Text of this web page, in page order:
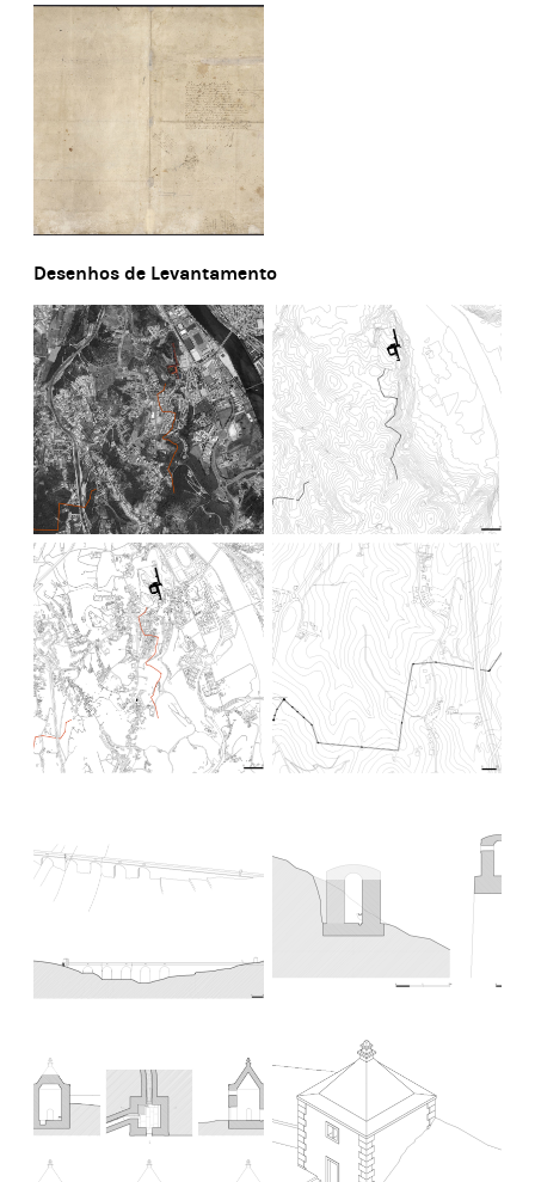
Desenhos de Levantamento